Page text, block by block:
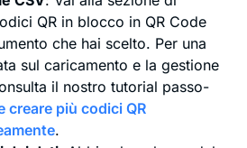
QR in blocco in QR Code
che hai scelto. Per una
sul caricamento e la gestione
il nostro tutorial passo-
creare più codici QR
.